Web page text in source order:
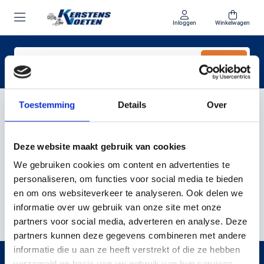
Toestemming Details Over
Deze website maakt gebruik van cookies
We gebruiken cookies om content en advertenties te
personaliseren, om functies voor social media te bieden
en om ons websiteverkeer te analyseren. Ook delen we
informatie over uw gebruik van onze site met onze
partners voor social media, adverteren en analyse. Deze
partners kunnen deze gegevens combineren met andere
informatie die u aan ze heeft verstrekt of die ze hebben
Inloggen Winkelwagen
Home Combi-gereedschap
COMBI-GEREEDSCHAP
Filter Sorteer